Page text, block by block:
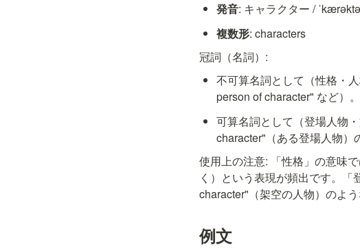
発音: キャラクター /
複数形: characters
冠詞（名詞）:
不可算名詞として（性格・
person of character" など）。
可算名詞として（登場人物
character"（ある登場人物）
使用上の注意: 「性格」の意味
く）という表現が頻出です。
character"（架空の人物）のよう
例文